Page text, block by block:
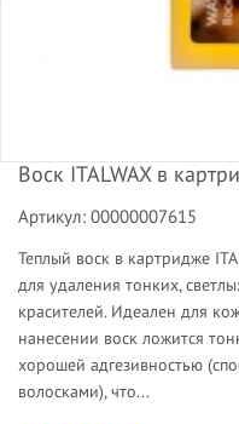
Воск ITALWAX в
Артикул: 00000007615
Теплый воск в картридже
для удаления тонких,
красителей. Идеален для
нанесении воск ложится
хорошей адгезивностью
волосками), что...